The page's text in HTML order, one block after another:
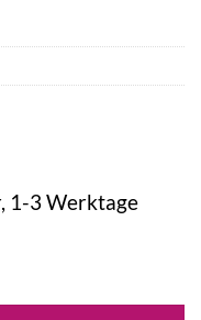
1-3 Werktage